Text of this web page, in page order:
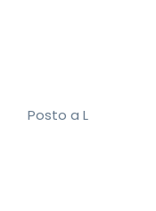
Posto a L